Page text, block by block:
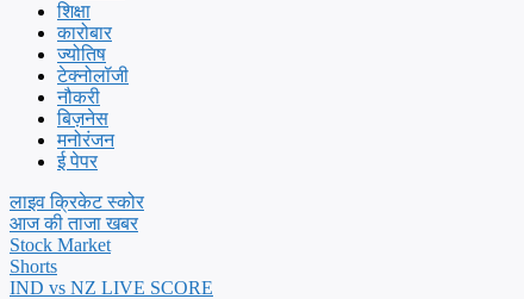
शिक्षा
कारोबार
ज्योतिष
टेक्नोलॉजी
नौकरी
बिज़नेस
मनोरंजन
ई पेपर
लाइव क्रिकेट स्कोर
आज की ताजा खबर
Stock Market
Shorts
IND vs NZ LIVE SCORE